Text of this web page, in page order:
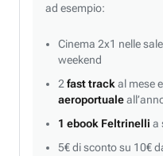
ad esempio:
Cinema 2x1 nelle sale
weekend
2 fast track al mese
aeroportuale
1 ebook Feltrinelli a
5€ di sconto su 10€